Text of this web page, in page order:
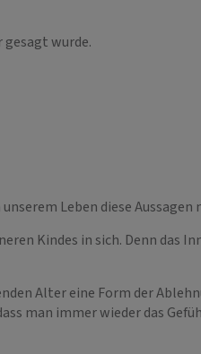
gesagt wurde.
Leben diese
Kindes in sich. Denn das
Alter eine Form der
man immer wieder das